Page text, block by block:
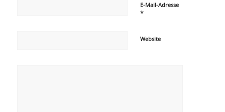
E-Mail-Adresse
*
Website